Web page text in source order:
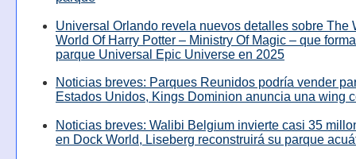
Universal Orlando revela nuevos detalles sobre The
World Of Harry Potter – Ministry Of Magic – que
parque Universal Epic Universe en 2025
Noticias breves: Parques Reunidos podría vender
Estados Unidos, Kings Dominion anuncia una wing
Noticias breves: Walibi Belgium invierte casi 35
en Dock World, Liseberg reconstruirá su parque